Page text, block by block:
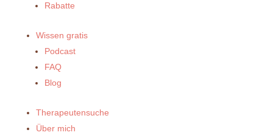
Rabatte
Wissen gratis
Podcast
FAQ
Blog
Therapeutensuche
Über mich